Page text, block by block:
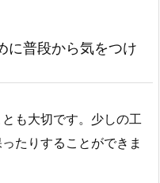
に普段から気をつけ
も大切です。少しの工
たりすることができま